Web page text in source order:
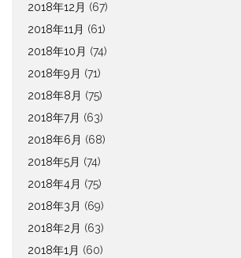
2018年12月 (67)
2018年11月 (61)
2018年10月 (74)
2018年9月 (71)
2018年8月 (75)
2018年7月 (63)
2018年6月 (68)
2018年5月 (74)
2018年4月 (75)
2018年3月 (69)
2018年2月 (63)
2018年1月 (60)